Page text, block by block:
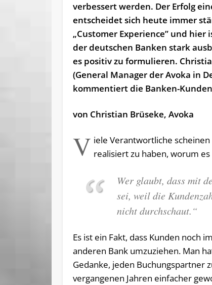
verbessert werden. Der Erfolg
entscheidet sich heute immer
„Customer Experience” und hier
der deutschen Banken stark
es positiv zu formulieren.
(General Manager der Avoka in
kommentiert die Banken-
von Christian Brüseke, Avoka
V iele Verantwortliche
realisiert zu haben, worum
Wer glaubt, dass mit
sei, weil die
nicht durchschaut.“
Es ist ein Fakt, dass Kunden noch
anderen Bank umzuziehen. Man
Gedanke, jeden Buchungspartner
vergangenen Jahren einfacher